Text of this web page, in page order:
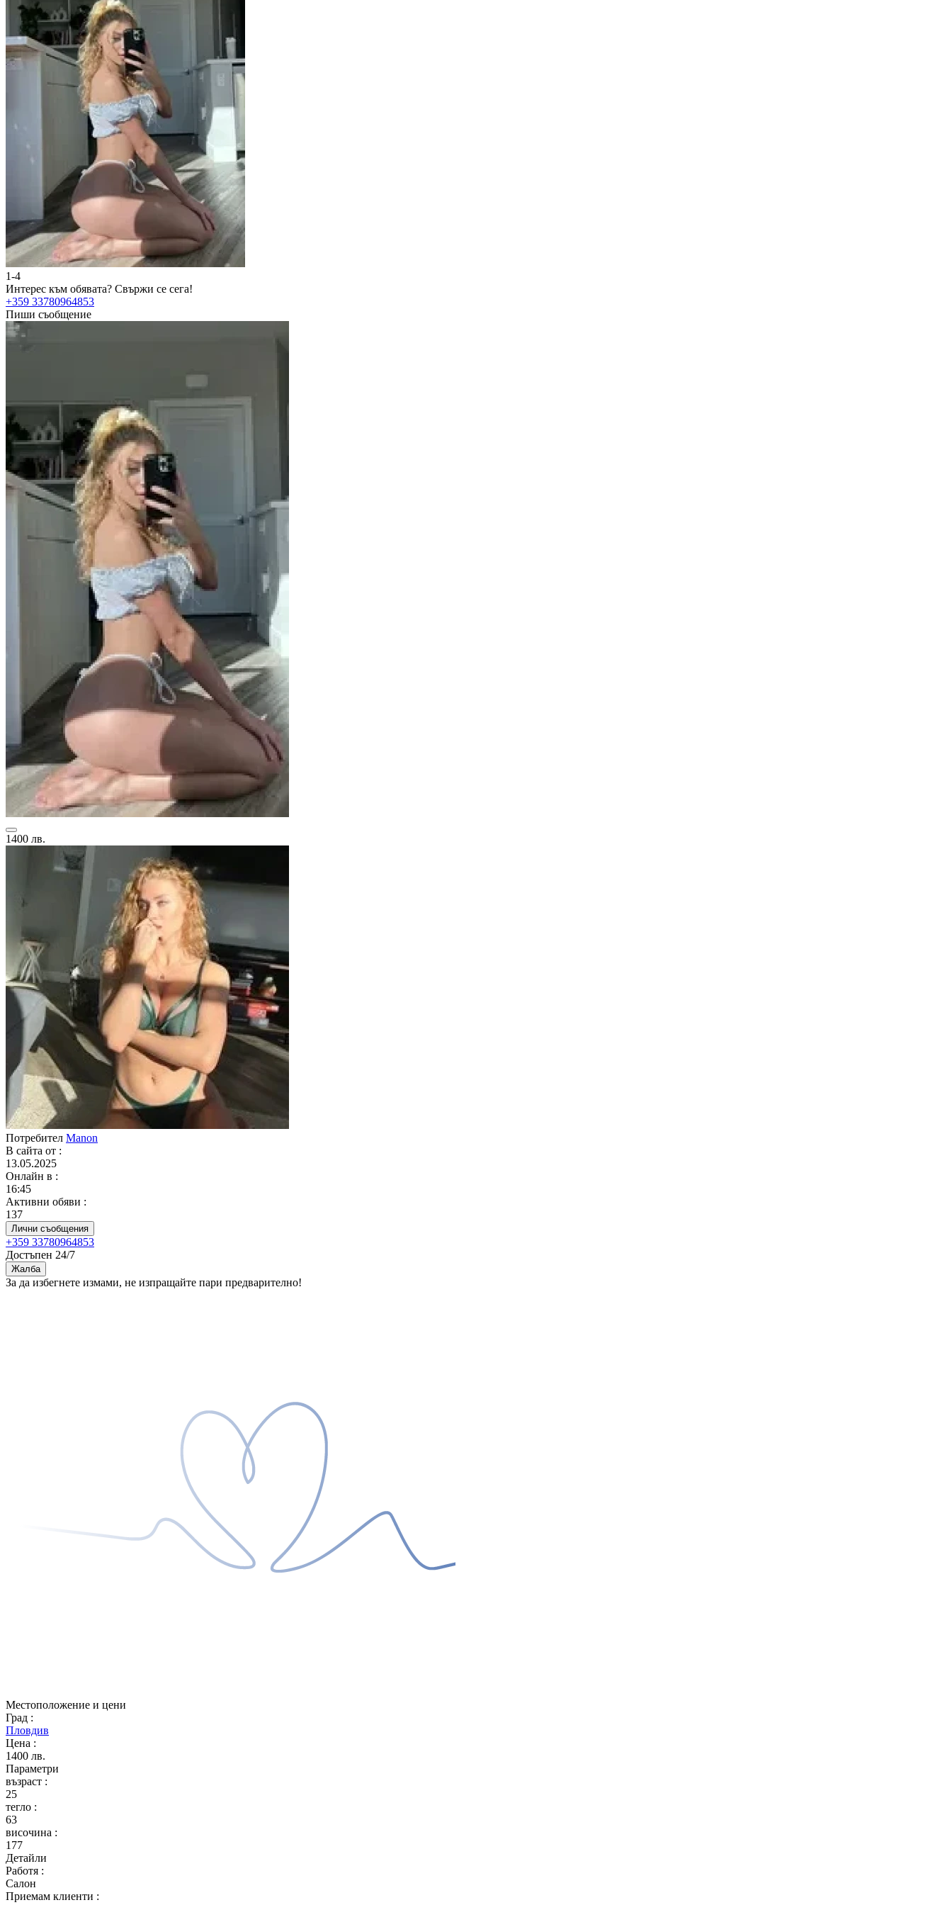
1-4
Интерес към обявата? Свържи се сега!
+359 33780964853
Пиши съобщение
1400 лв.
Потребител Manon
В сайта от :
13.05.2025
Онлайн в :
16:45
Активни обяви :
137
Лични съобщения
+359 33780964853
Достъпен 24/7
Жалба
За да избегнете измами, не изпращайте пари предварително!
Местоположение и цени
Град :
Пловдив
Цена :
1400 лв.
Параметри
възраст :
25
тегло :
63
височина :
177
Детайли
Работя :
Салон
Приемам клиенти :